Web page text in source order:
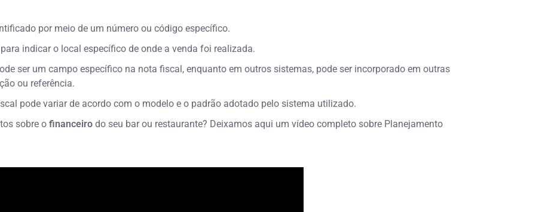
por meio de um número ou código específico.
indicar o local específico de onde a venda foi realizada.
ser um campo específico na nota fiscal, enquanto em outros sistemas, pode ser incorporado em outras
ou referência.
pode variar de acordo com o modelo e o padrão adotado pelo sistema utilizado.
sobre o financeirodo seu bar ou restaurante? Deixamos aqui um vídeo completo sobre Planejamento